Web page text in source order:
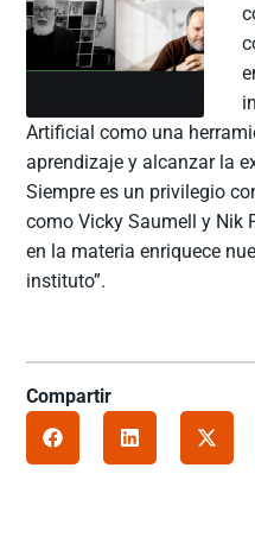
Artificial como una
aprendizaje y alcanzar la
Siempre es un privilegio
como Vicky Saumell y Nik
en la materia enriquece
instituto”.
Compartir